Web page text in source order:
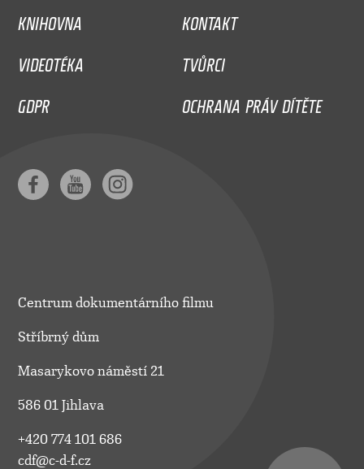
KNIHOVNA
KONTAKT
VIDEOTÉKA
TVŮRCI
GDPR
OCHRANA PRÁV DÍTĚTE
Centrum dokumentárního filmu
Stříbrný dům
Masarykovo náměstí 21
586 01 Jihlava
+420 774 101 686
cdf@c-d-f.cz